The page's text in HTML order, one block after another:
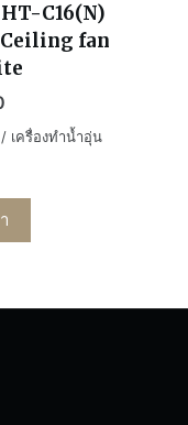
C16(N)
Ceiling fan
เครื่องทำน้ำอุ่น